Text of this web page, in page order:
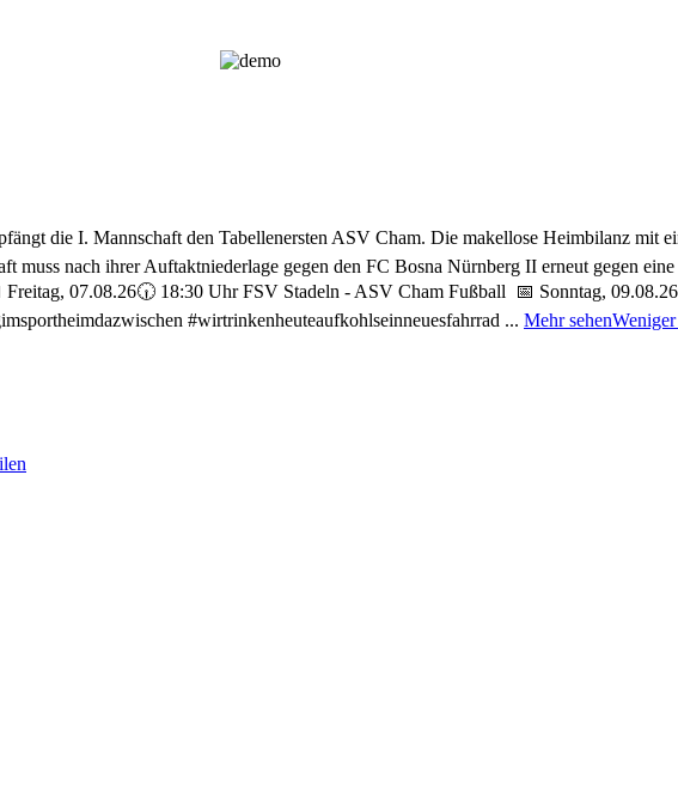
die I. Mannschaft den Tabellenersten ASV Cham. Die makellose Heimbilanz mit
muss nach ihrer Auftaktniederlage gegen den FC Bosna Nürnberg II erneut gegen
Freitag, 07.08.26🕡 18:30 Uhr FSV Stadeln - ASV Cham Fußball 📅 Sonntag, 09.08.26
#wirtrinkenheuteaufkohlseinneuesfahrrad ... Mehr sehenWeniger